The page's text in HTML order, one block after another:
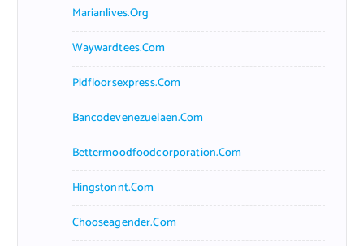
Marianlives.org
Waywardtees.com
Pidfloorsexpress.com
Bancodevenezuelaen.com
Bettermoodfoodcorporation.com
Hingstonnt.com
Chooseagender.com